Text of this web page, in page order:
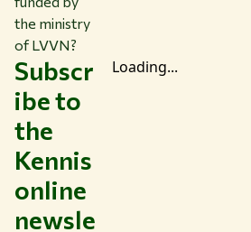
the ministry
of LVVN?
Subscr
ibe to
the
Kennis
online
newsle
Loading...